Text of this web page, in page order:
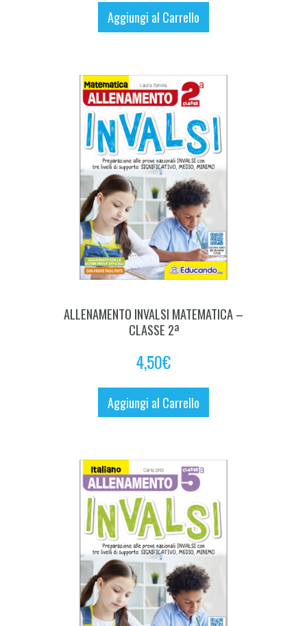
Aggiungi al Carrello
ALLENAMENTO INVALSI MATEMATICA –
CLASSE 2ª
4,50€
Aggiungi al Carrello